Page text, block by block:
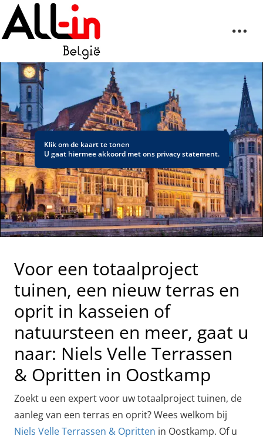
Klik om de kaart te tonen
U gaat hiermee akkoord met ons privacy statement.
Voor een totaalproject
tuinen, een nieuw terras en
oprit in kasseien of
natuursteen en meer, gaat u
naar: Niels Velle Terrassen
& Opritten in Oostkamp
Zoekt u een expert voor uw totaalproject tuinen, de
aanleg van een terras en oprit? Wees welkom bij
Niels Velle Terrassen & Opritten in Oostkamp. Of u